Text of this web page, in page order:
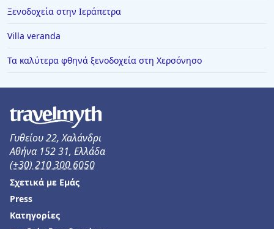
Ξενοδοχεία στην Ιεράπετρα
Villa veranda
Τα καλύτερα φθηνά ξενοδοχεία στη Χερσόνησο
Γυθείου 22, Χαλάνδρι
Αθήνα 152 31, Ελλάδα
(+30) 210 300 6050
Σχετικά με Εμάς
Press
Κατηγορίες